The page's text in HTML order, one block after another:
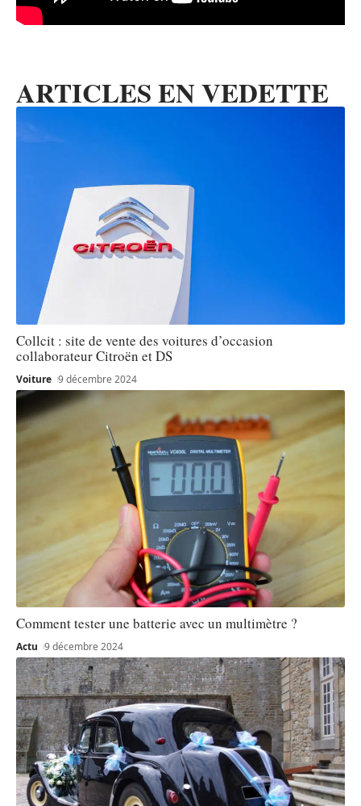
ARTICLES EN VEDETTE
Collcit : site de vente des voitures d’occasion
collaborateur Citroën et DS
Voiture 9 décembre 2024
Comment tester une batterie avec un multimètre ?
Actu 9 décembre 2024